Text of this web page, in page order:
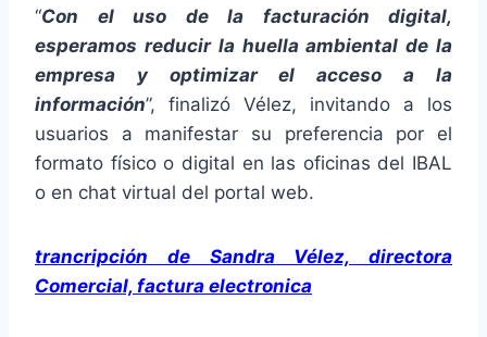
“Con el uso de la facturación digital,
esperamos reducir la huella ambiental de la
empresa y optimizar el acceso a la
información”, finalizó Vélez, invitando a los
usuarios a manifestar su preferencia por el
formato físico o digital en las oficinas del IBAL
o en chat virtual del portal web.
trancripción de Sandra Vélez, directora
Comercial, factura electronica